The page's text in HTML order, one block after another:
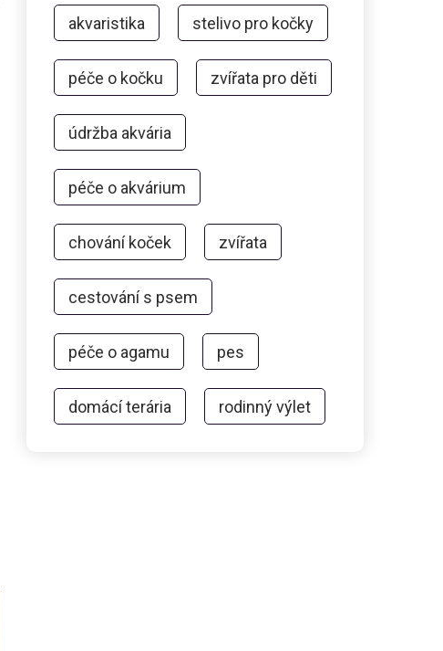
akvaristika stelivo pro kočky
péče o kočku zvířata pro děti
údržba akvária
péče o akvárium
chování koček zvířata
cestování s psem
péče o agamu pes
domácí terária rodinný výlet